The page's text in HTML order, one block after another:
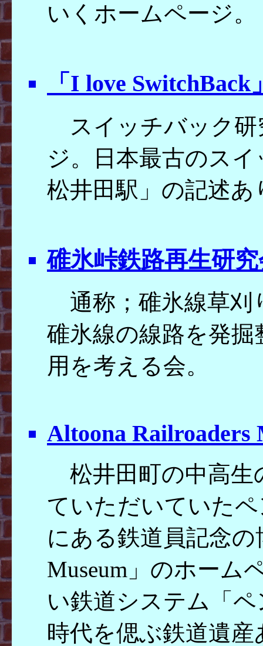
いくホームページ。
「I love SwitchBack
スイッチバック研
ジ。日本最古のス
松井田駅」の記述あ
碓氷峠鉄路再生研
通称；碓氷線草
碓氷線の線路を発
用を考える会。
Altoona Railroaders
松井田町の中高生
ていただいていた
にある鉄道員記念の
Museum」のホーム
い鉄道システム「
時代を偲ぶ鉄道遺産